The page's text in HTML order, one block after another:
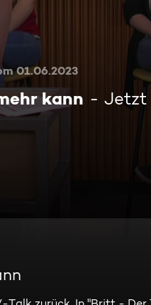
01.06.2023
kann Jetzt